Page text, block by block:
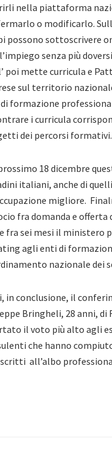
nella piattaforma
o modificarlo.
possono sottoscrivere
senza più
poi mette curricula e
sul territorio
formazione
i curricula
dei percorsi formativi.
18 dicembre
italiani, anche di
migliore.
fra domanda e
fra sei mesi il ministero
agli enti di
nazionale dei
in conclusione, il
Bringheli, 28 anni, di
il voto più alto agli
che hanno
all’albo